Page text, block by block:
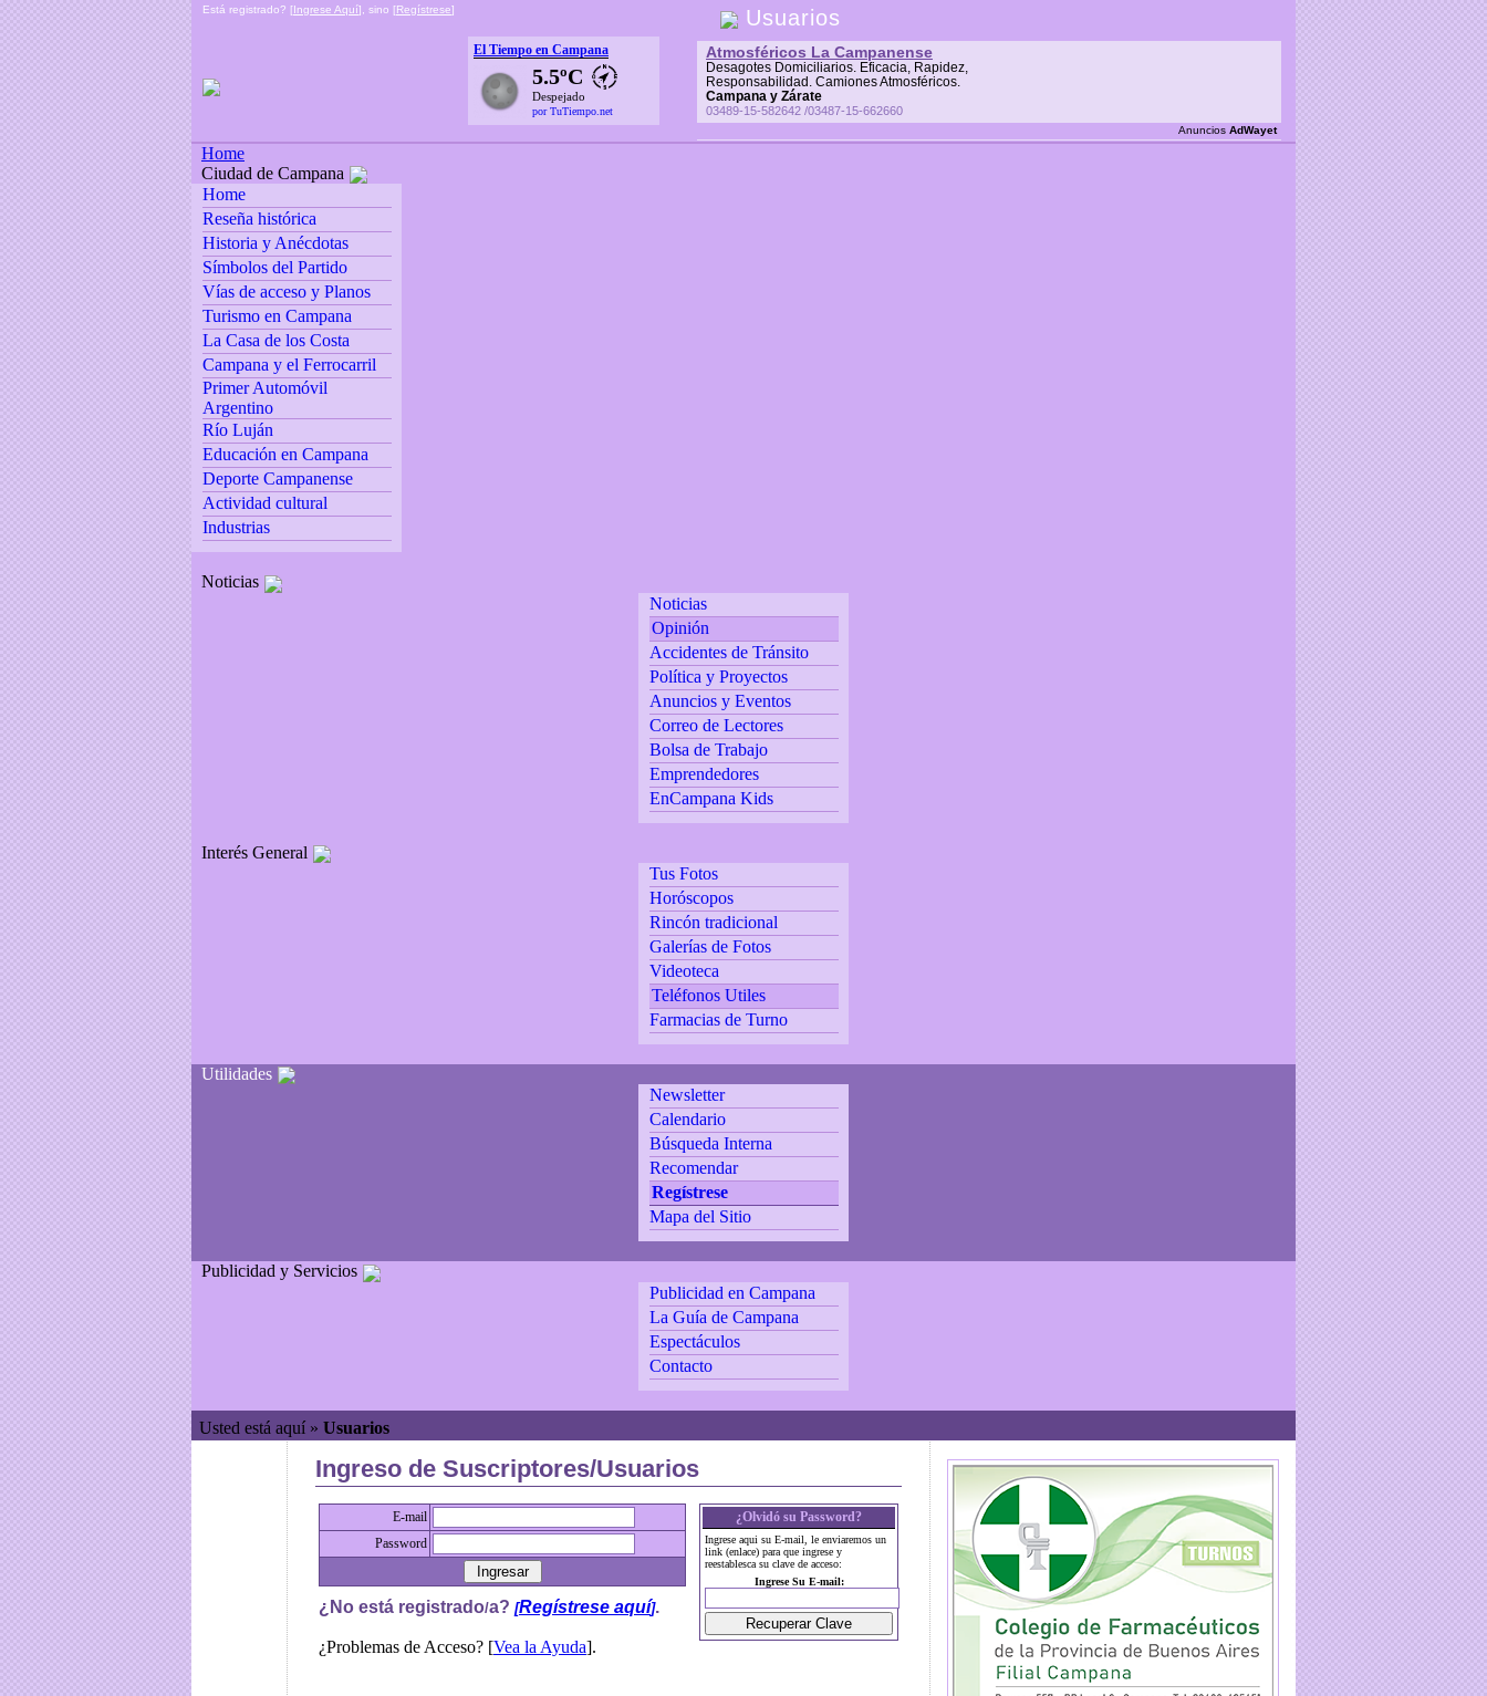
Está registrado? [Ingrese Aquí], sino [Regístrese] Usuarios
Atmosféricos La Campanense
Desagotes Domiciliarios. Eficacia, Rapidez,
Responsabilidad. Camiones Atmosféricos.
Campana y Zárate
03489-15-582642 /03487-15-662660
Anuncios AdWayet
El Tiempo en Campana
5.5ºC
Despejado
por TuTiempo.net
Home
Ciudad de Campana
Home
Reseña histórica
Historia y Anécdotas
Símbolos del Partido
Vías de acceso y Planos
Turismo en Campana
La Casa de los Costa
Campana y el Ferrocarril
Primer Automóvil
Argentino
Río Luján
Educación en Campana
Deporte Campanense
Actividad cultural
Industrias
Noticias
Noticias
Opinión
Accidentes de Tránsito
Política y Proyectos
Anuncios y Eventos
Correo de Lectores
Bolsa de Trabajo
Emprendedores
EnCampana Kids
Interés General
Tus Fotos
Horóscopos
Rincón tradicional
Galerías de Fotos
Videoteca
Teléfonos Utiles
Farmacias de Turno
Utilidades
Newsletter
Calendario
Búsqueda Interna
Recomendar
Regístrese
Mapa del Sitio
Publicidad y Servicios
Publicidad en Campana
La Guía de Campana
Espectáculos
Contacto
Usted está aquí » Usuarios
Ingreso de Suscriptores/Usuarios
E-mail
Password
¿No está registrado/a? [Regístrese aquí].
¿Problemas de Acceso? [Vea la Ayuda].
¿Olvidó su Password?
Ingrese aqui su E-mail, le enviaremos un
link (enlace) para que ingrese y
reestablesca su clave de acceso:
Ingrese Su E-mail: